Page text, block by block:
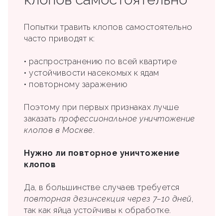
Попытки травить клопов самостоятельно
часто приводят к:
• распространению по всей квартире
• устойчивости насекомых к ядам
• повторному заражению
Поэтому при первых признаках лучше
заказать профессиональное уничтожение
клопов в Москве.
Нужно ли повторное уничтожение
клопов
Да, в большинстве случаев требуется
повторная дезинсекция через 7–10 дней,
так как яйца устойчивы к обработке.